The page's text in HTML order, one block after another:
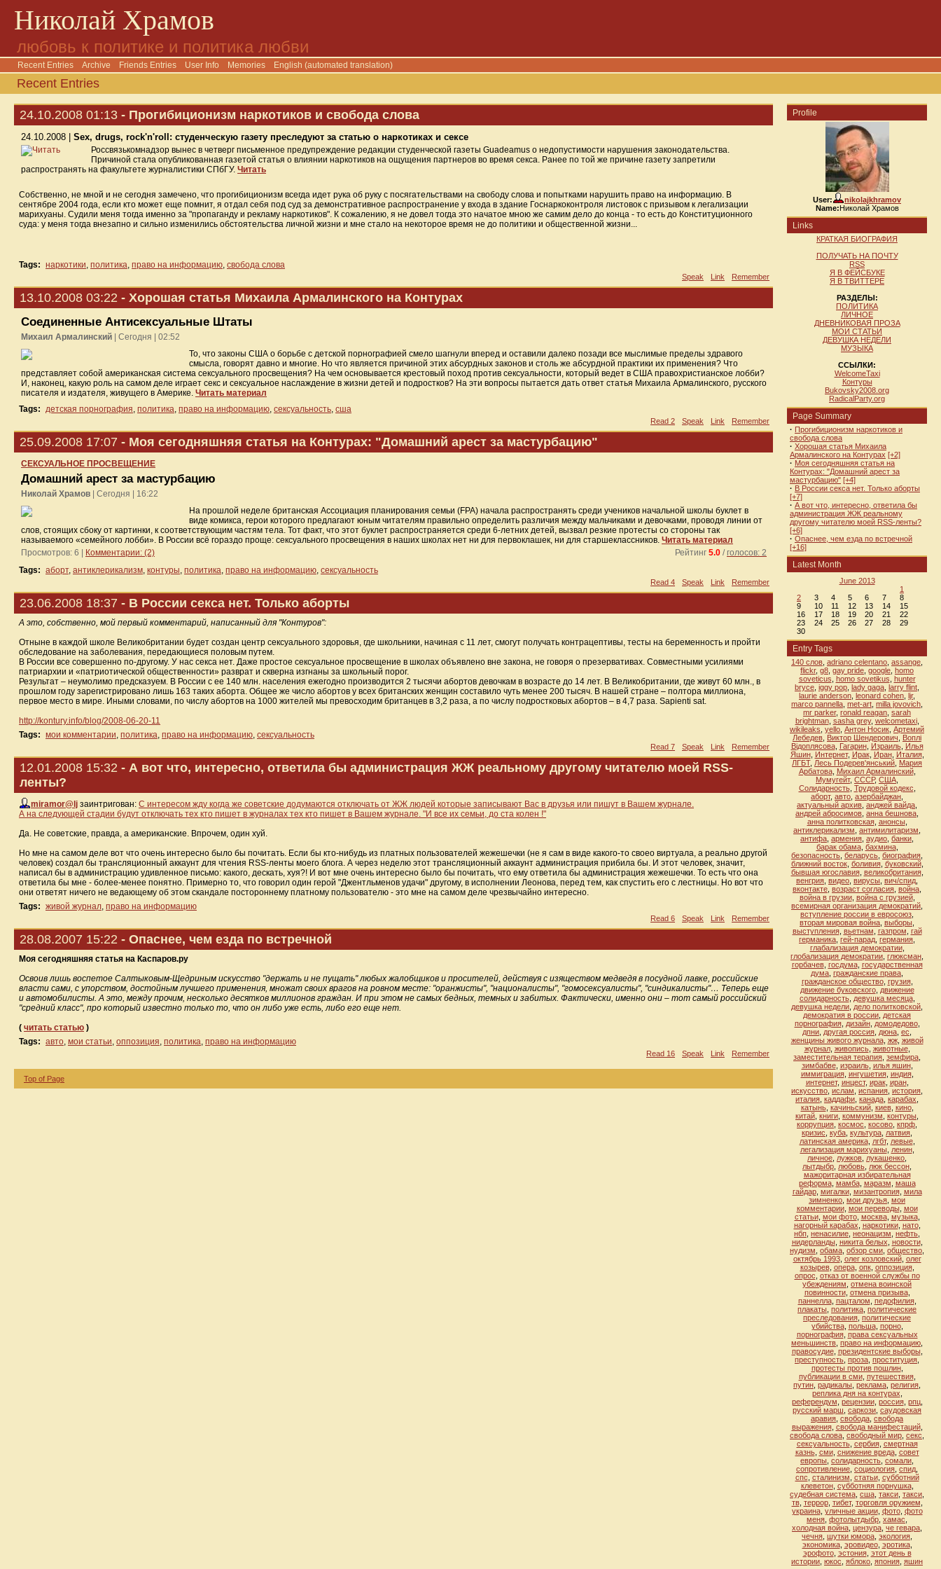
Николай Храмов
любовь к политике и политика любви
Recent Entries Archive Friends Entries User Info Memories English (automated translation)
Recent Entries
24.10.2008 01:13 - Прогибиционизм наркотиков и свобода слова
24.10.2008 | Sex, drugs, rock'n'roll: студенческую газету преследуют за статью о наркотиках и сексе
Россвязькомнадзор вынес в четверг письменное предупреждение редакции студенческой газеты Guadeamus о недопустимости нарушения законодательства.
Причиной стала опубликованная газетой статья о влиянии наркотиков на ощущения партнеров во время секса. Ранее по той же причине газету запретили
распространять на факультете журналистики СПбГУ. Читать
Собственно, не мной и не сегодня замечено, что прогибиционизм всегда идет рука об руку с посягательствами на свободу слова и попытками нарушить право на информацию. В
сентябре 2004 года, если кто может еще помнит, я отдал себя под суд за демонстративное распространение у входа в здание Госнаркоконтроля листовок с призывом к легализации
марихуаны. Судили меня тогда именно за "пропаганду и рекламу наркотиков". К сожалению, я не довел тогда это начатое мною же самим дело до конца - то есть до Конституционного
суда: у меня тогда внезапно и сильно изменились обстоятельства личной жизни и мне стало на некоторое время не до политики и общественной жизни...
Tags: наркотики, политика, право на информацию, свобода слова
Speak Link Remember
13.10.2008 03:22 - Хорошая статья Михаила Армалинского на Контурах
Соединенные Антисексуальные Штаты
Михаил Армалинский | Сегодня | 02:52
То, что законы США о борьбе с детской порнографией смело шагнули вперед и оставили далеко позади все мыслимые пределы здравого
смысла, говорят давно и многие. Но что является причиной этих абсурдных законов и столь же абсурдной практики их применения? Что
представляет собой американская система сексуального просвещения? На чем основывается крестовый поход против сексуальности, который ведет в США правохристианское лобби?
И, наконец, какую роль на самом деле играет секс и сексуальное наслаждение в жизни детей и подростков? На эти вопросы пытается дать ответ статья Михаила Армалинского, русского
писателя и издателя, живущего в Америке. Читать материал
Tags: детская порнография, политика, право на информацию, сексуальность, сша
Read 2 Speak Link Remember
25.09.2008 17:07 - Моя сегодняшняя статья на Контурах: "Домашний арест за мастурбацию"
СЕКСУАЛЬНОЕ ПРОСВЕЩЕНИЕ
Домашний арест за мастурбацию
Николай Храмов | Сегодня | 16:22
На прошлой неделе британская Ассоциация планирования семьи (FPA) начала распространять среди учеников начальной школы буклет в
виде комикса, герои которого предлагают юным читателям правильно определить различия между мальчиками и девочками, проводя линии от
слов, стоящих сбоку от картинки, к соответствующим частям тела. Тот факт, что этот буклет распространяется среди 6-летних детей, вызвал резкие протесты со стороны так
называемого «семейного лобби». В России всё гораздо проще: сексуального просвещения в наших школах нет ни для первоклашек, ни для старшеклассников. Читать материал
Просмотров: 6 |
Комментарии: (2) Рейтинг 5.0 /голосов: 2
Tags: аборт, антиклерикализм, контуры, политика, право на информацию, сексуальность
Read 4 Speak Link Remember
23.06.2008 18:37 - В России секса нет. Только аборты
А это, собственно, мой первый комментарий, написанный для "Контуров":
Отныне в каждой школе Великобритании будет создан центр сексуального здоровья, где школьники, начиная с 11 лет, смогут получать контрацептивы, тесты на беременность и пройти
обследование на заболевания, передающиеся половым путем.
В России все совершенно по-другому. У нас секса нет. Даже простое сексуальное просвещение в школах объявлено вне закона, не говоря о презервативах. Совместными усилиями
патриархии и «патриотической общественности» разврат и скверна изгнаны за школьный порог.
Результат – неумолимо предсказуем. В России с ее 140 млн. населения ежегодно производится 2 тысячи абортов девочкам в возрасте до 14 лет. В Великобритании, где живут 60 млн., в
прошлом году зарегистрировано лишь 163 таких аборта. Общее же число абортов у всех британских женщин составило чуть менее 200 тысяч. В нашей стране – полтора миллиона,
первое место в мире. Иными словами, по числу абортов на 1000 жителей мы превосходим британцев в 3,2 раза, а по числу подростковых абортов – в 4,7 раза. Sapienti sat.
http://kontury.info/blog/2008-06-20-11
Tags: мои комментарии, политика, право на информацию, сексуальность
Read 7 Speak Link Remember
12.01.2008 15:32 - А вот что, интересно, ответила бы администрация ЖЖ реальному другому читателю моей RSS-
ленты?
miramor@lj заинтригован: С интересом жду когда же советские додумаются отключать от ЖЖ людей которые записывают Вас в друзья или пишут в Вашем журнале.
А на следующей стадии будут отключать тех кто пишет в журналах тех кто пишет в Вашем журнале. "И все их семьи, до ста колен !"
Да. Не советские, правда, а американские. Впрочем, один хуй.
Но мне на самом деле вот что очень интересно было бы почитать. Если бы кто-нибудь из платных пользователей жежешечки (не я сам в виде какого-то своео виртуала, а реально другой
человек) создал бы трансляционный аккаунт для чтения RSS-ленты моего блога. А через неделю этот трансляционный аккаунт администрация прибила бы. И этот человек, значит,
написал бы в администрацию удивленное письмо: какого, дескать, хуя?! И вот мне очень интересно было бы почитать, что ему ответила бы администрация жежешечки. То есть что она
ответила бы мне - более-менее понятно. Примерно то, что говорил один герой "Джентльменов удачи" другому, в исполнении Леонова, перед тем, как спустить его с лестницы. Но вот что
они ответят ничего не ведающему об этом скандале постороннему платному пользователю - это мне на самом деле чрезвычайно интересно.
Tags: живой журнал, право на информацию
Read 6 Speak Link Remember
28.08.2007 15:22 - Опаснее, чем езда по встречной
Моя сегодняшняя статья на Каспаров.ру
Освоив лишь воспетое Салтыковым-Щедриным искусство "держать и не пущать" любых жалобщиков и просителей, действуя с изяществом медведя в посудной лавке, российские
власти сами, с упорством, достойным лучшего применения, множат своих врагов на ровном месте: "оранжисты", "националисты", "гомосексуалисты", "синдикалисты"… Теперь еще
и автомобилисты. А это, между прочим, несколько десятков миллионов граждан. И при этом не самых бедных, темных и забитых. Фактически, именно они – тот самый российский
"средний класс", про который известно только то, что он либо уже есть, либо его еще нет.
( читать статью )
Tags: авто, мои статьи, оппозиция, политика, право на информацию
Read 16 Speak Link Remember
Top of Page
Profile
User:
nikolajkhramov
Name:Николай Храмов
Links
КРАТКАЯ БИОГРАФИЯ
ПОЛУЧАТЬ НА ПОЧТУ
RSS
Я В ФЕЙСБУКЕ
Я В ТВИТТЕРЕ
РАЗДЕЛЫ:
ПОЛИТИКА
ЛИЧНОЕ
ДНЕВНИКОВАЯ ПРОЗА
МОИ СТАТЬИ
ДЕВУШКА НЕДЕЛИ
МУЗЫКА
ССЫЛКИ:
WelcomeTaxi
Контуры
Bukovsky2008.org
RadicalParty.org
Page Summary
· Прогибиционизм наркотиков и
свобода слова
· Хорошая статья Михаила
Армалинского на Контурах [+2]
· Моя сегодняшняя статья на
Контурах: "Домашний арест за
мастурбацию" [+4]
· В России секса нет. Только аборты
[+7]
· А вот что, интересно, ответила бы
администрация ЖЖ реальному
другому читателю моей RSS-ленты?
[+6]
· Опаснее, чем езда по встречной
[+16]
Latest Month
June 2013
1
2
3 4 5 6 7
8
9
10 11 12 13 14
15
16
17 18 19 20 21
22
23
24 25 26 27 28
29
30
Entry Tags
140 слов adriano celentano assange
flickr, g8 gay pride google homo
soveticus homo sovetikus hunter
bryce iggy pop lady gaga larry flint
laurie anderson leonard cohen ljr,
marco pannella met-art milla jovovich
mr parker, ronald reagan sarah
brightman, sasha grey, welcometaxi,
wikileaks yello Антон Носик Артемий
Лебедев Виктор Шендерович
Воплi
Вiдоплясова, Гагарин, Израиль, Илья
Яшин, Интернет, Ирак, Иран, Италия,
ЛГБТ, Лесь Подерев'янський Мария
Арбатова, Михаил Армалинский,
Мумугейт, СССР, США
Солидарность, Трудовой кодекс
аборт, авто азербайджан
актуальный архив анджей вайда
андрей абросимов анна бешнова
анна политковская, анонсы,
антиклерикализм антимилитаризм
антифа армения аудио банки
барак обама, бахмина,
безопасность беларусь биография
ближний восток, боливия, буковский,
бывшая югославия, великобритания,
венгрия видео вирусы вич/спид
вконтакте возраст согласия война
война в грузии, война с грузией,
всемирная организация демократий
вступление россии в евросоюз
вторая мировая война выборы
выступления, вьетнам газпром гай
германика гей-парад германия
глабализация демократии,
глобализация демократии глюксман
горбачев, госдума, государственная
дума гражданские права
гражданское общество, грузия,
движение буковского, движение
солидарность, девушка месяца,
девушка недели дело политковской
демократия в россии детская
порнография, дизайн, домодедово,
дпни другая россия дюна ес
женщины живого журнала, жж, живой
журнал, живопись, животные,
заместительная терапия земфира
зимбабве, израиль, илья яшин,
иммиграция, ингушетия, индия,
интернет, инцест, ирак, иран,
искусство ислам испания история
италия каддафи канада карабах
катынь, качиньский, киев, кино,
китай книги коммунизм контуры
коррупция космос косово кпрф
кризис куба культура латвия
латинская америка, лгбт, левые,
легализация марихуаны, ленин,
личное лужков лукашенко
лытдыбр любовь люк бессон
мажоритарная избирательная
реформа, мамба, маразм маша
гайдар, мигалки, мизантропия, мила
зимненко мои друзья мои
комментарии, мои переводы, мои
статьи, мои фото, москва, музыка,
нагорный карабах наркотики, нато,
нбп ненасилие неонацизм нефть
нидерланды, никита белых новости,
нудизм обама обзор сми общество
октябрь 1993, олег козловский, олег
козырев, опера, опк, оппозиция,
опрос отказ от военной службы по
убеждениям отмена воинской
повинности, отмена призыва,
паннелла, пацталом педофилия,
плакаты политика политические
преследования политические
убийства, польша, порно,
порнография, права сексуальных
меньшинств право на информацию
правосудие, президентские выборы,
преступность проза проституция
протесты против пошлин,
публикации в сми, путешествия,
путин радикалы реклама религия
реплика дня на контурах
референдум рецензии, россия, рпц,
русский марш саркози саудовская
аравия свобода свобода
выражения, свобода манифестаций,
свобода слова свободный мир секс
сексуальность, сербия, смертная
казнь, сми, снижение вреда, совет
европы солидарность сомали
сопротивление социология спид
спс сталинизм статьи, субботний
клеветон, субботняя порнушка,
судебная система сша такcи такси
тв, террор, тибет, торговля оружием
украина, уличные акции, фото, фото
меня фотолытдыбр хамас
холодная война цензура че гевара
чечня шутки юмора экология
экономика, эровидео, эротика,
эрофото, эстония, этот день в
истории юкос яблоко япония яшин